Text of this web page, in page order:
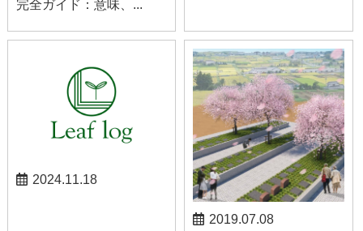
完全ガイド：意味、...
2024.11.18
2019.07.08